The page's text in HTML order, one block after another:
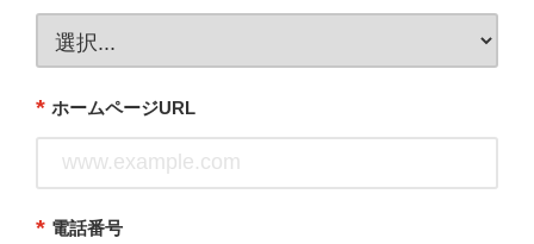
* ホームページURL
* 電話番号